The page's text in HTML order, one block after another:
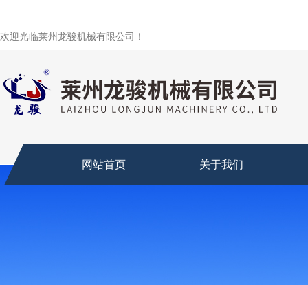
欢迎光临莱州龙骏机械有限公司！
网站首页 关于我们